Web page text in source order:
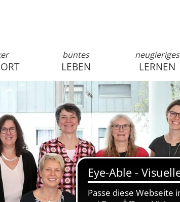
buntes
LEBEN
neugieriges
LERNEN